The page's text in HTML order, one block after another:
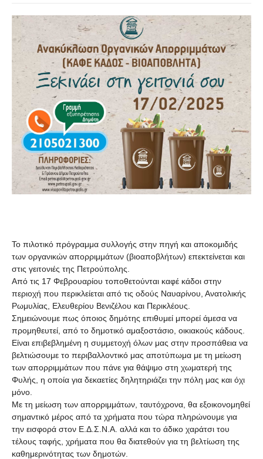
Το πιλοτικό πρόγραμμα συλλογής στην πηγή και αποκομιδής
των οργανικών απορριμμάτων (βιοαποβλήτων) επεκτείνεται και
στις γειτονιές της Πετρούπολης.
Από τις 17 Φεβρουαρίου τοποθετούνται καφέ κάδοι στην
περιοχή που περικλείεται από τις οδούς Ναυαρίνου, Ανατολικής
Ρωμυλίας, Ελευθερίου Βενιζέλου και Περικλέους.
Σημειώνουμε πως όποιος δημότης επιθυμεί μπορεί άμεσα να
προμηθευτεί, από το δημοτικό αμαξοστάσιο, οικιακούς κάδους.
Είναι επιβεβλημένη η συμμετοχή όλων μας στην προσπάθεια να
βελτιώσουμε το περιβαλλοντικό μας αποτύπωμα με τη μείωση
των απορριμμάτων που πάνε για θάψιμο στη χωματερή της
Φυλής, η οποία για δεκαετίες δηλητηριάζει την πόλη μας και όχι
μόνο.
Με τη μείωση των απορριμμάτων, ταυτόχρονα, θα εξοικονομηθεί
σημαντικό μέρος από τα χρήματα που τώρα πληρώνουμε για
την εισφορά στον Ε.Δ.Σ.Ν.Α. αλλά και το άδικο χαράτσι του
τέλους ταφής, χρήματα που θα διατεθούν για τη βελτίωση της
καθημερινότητας των δημοτών.